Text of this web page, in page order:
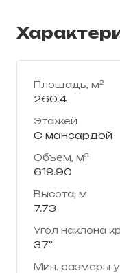
Площадь, м²
260.4
Этажей
С мансардой
Объем, м³
619.90
Высота, м
7.73
Угол наклона
37°
Мин. размеры